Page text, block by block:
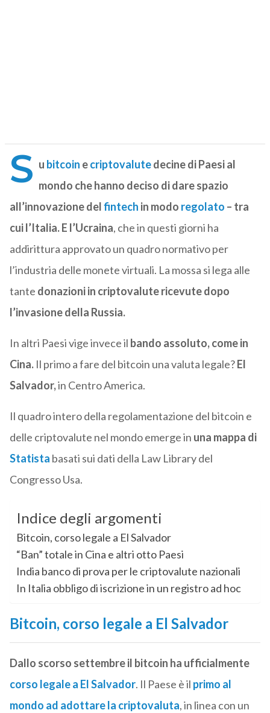
S u bitcoin ecriptovalutedecine di Paesi al
mondo che hanno deciso di dare spazio
all’innovazione delfintech in modo regolato – tra
cui l’Italia. E l’Ucraina, che in questi giorni ha
addirittura approvato un quadro normativo per
l’industria delle monete virtuali. La mossa si lega alle
tante donazioni in criptovalute ricevute dopo
l’invasione della Russia.
In altri Paesi vige invece il bando assoluto, come in
Cina.Il primo a fare del bitcoin una valuta legale?El
Salvador,in Centro America.
Il quadro intero della regolamentazione del bitcoin e
delle criptovalute nel mondo emerge in una mappa di
Statista basati sui dati della Law Library del
Congresso Usa.
Indice degli argomenti
Bitcoin, corso legale a El Salvador
“Ban” totale in Cina e altri otto Paesi
India banco di prova per le criptovalute nazionali
In Italia obbligo di iscrizione in un registro ad hoc
Bitcoin, corso legale a El Salvador
Dallo scorso settembre il bitcoin ha ufficialmente
corso legale a El Salvador. Il Paese è il primo al
mondo ad adottare la criptovaluta, in linea con un